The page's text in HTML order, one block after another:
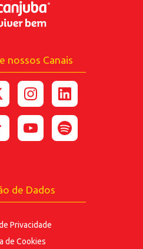
nossos Canais
de Dados
Privacidade
de Cookies